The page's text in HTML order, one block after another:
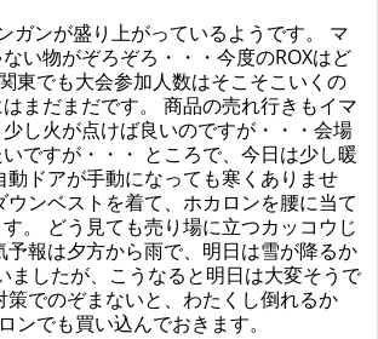
ガンが盛り上がっているようです。 マ
い物がぞろぞろ・・・今度のROXはど
東でも大会参加人数はそこそこいくの
まだまだです。 商品の売れ行きもイマ
し火が点けば良いのですが・・・会場
ですが・・・ ところで、今日は少し暖
動ドアが手動になっても寒くありませ
ウンベストを着て、ホカロンを腰に当て
。 どう見ても売り場に立つカッコウじ
予報は夕方から雨で、明日は雪が降るか
ましたが、こうなると明日は大変そうで
策でのぞまないと、わたくし倒れるか
ンでも買い込んでおきます。